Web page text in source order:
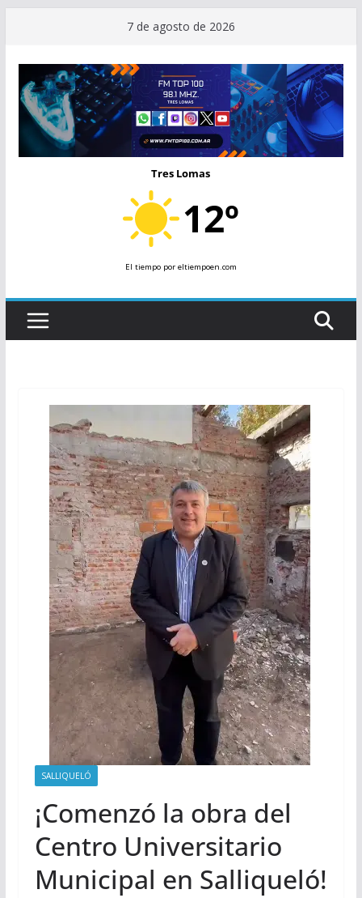
contenido
7 de agosto de 2026
Tres Lomas
12º
El tiempopor eltiempoen.com
SALLIQUELÓ
¡Comenzó la obra del
Centro Universitario
Municipal en Salliqueló!